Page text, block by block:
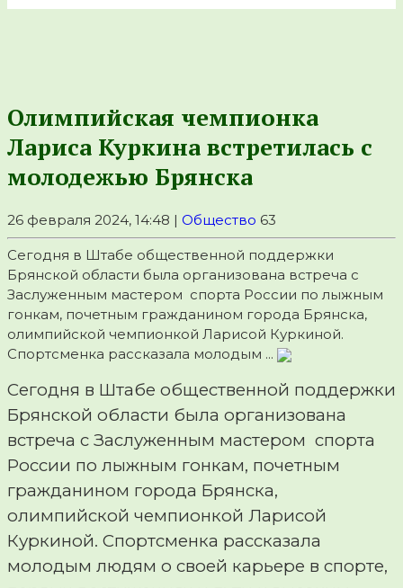
Олимпийская чемпионка
Лариса Куркина встретилась с
молодежью Брянска
26 февраля 2024, 14:48 | Общество 63
Сегодня в Штабе общественной поддержки
Брянской области была организована встреча с
Заслуженным мастером спорта России по лыжным
гонкам, почетным гражданином города Брянска,
олимпийской чемпионкой Ларисой Куркиной.
Спортсменка рассказала молодым ...
Сегодня в Штабе общественной поддержки
Брянской области была организована
встреча с Заслуженным мастером спорта
России по лыжным гонкам, почетным
гражданином города Брянска,
олимпийской чемпионкой Ларисой
Куркиной. Спортсменка рассказала
молодым людям о своей карьере в спорте,